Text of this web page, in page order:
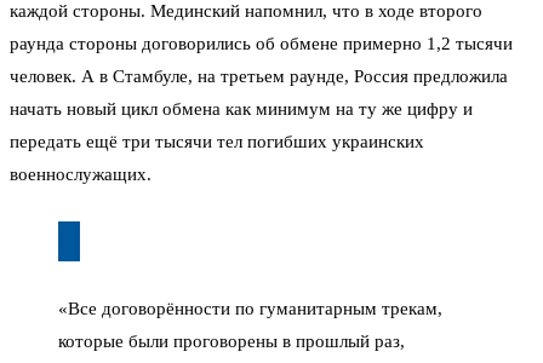
каждой стороны. Мединский напомнил, что в ходе второго
раунда стороны договорились об обмене примерно 1,2 тысячи
человек. А в Стамбуле, на третьем раунде, Россия предложила
начать новый цикл обмена как минимум на ту же цифру и
передать ещё три тысячи тел погибших украинских
военнослужащих.
«Все договорённости по гуманитарным трекам,
которые были проговорены в прошлый раз,